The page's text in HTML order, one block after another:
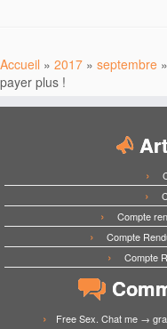
Accueil » 2017 » septembre »
payer plus !
Compte
Compte
Compte
Free Sex. Chat me →